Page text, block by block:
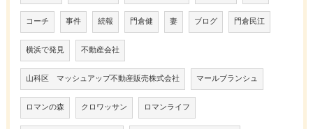
コーチ 事件 続報 門倉健 妻 ブログ 門倉民江
横浜で発見 不動産会社
山科区 マッシュアップ不動産販売株式会社 マールブランシュ
ロマンの森 クロワッサン ロマンライフ